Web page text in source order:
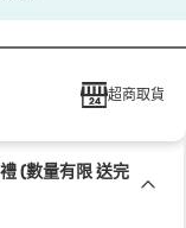
超商取貨
(數量有限 送完